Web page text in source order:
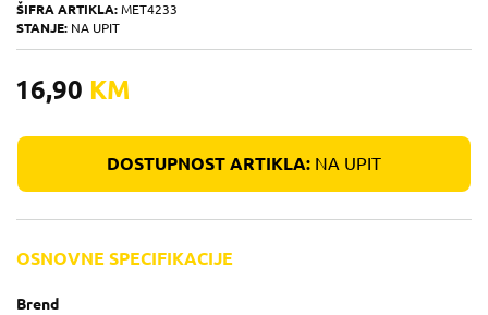
ŠIFRA ARTIKLA: MET4233
STANJE: NA UPIT
16,90 KM
DOSTUPNOST ARTIKLA: NA UPIT
OSNOVNE SPECIFIKACIJE
Brend